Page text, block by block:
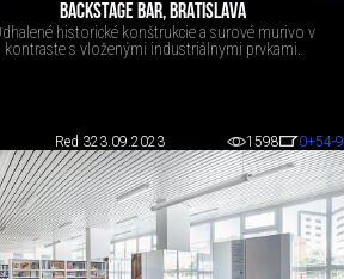
BACKSTAGE BAR, BRATISLAVA
historické konštrukcie a surové murivo v
kontraste s vloženými industriálnymi prvkami.
Red 323.09.2023 1598 0+54-9